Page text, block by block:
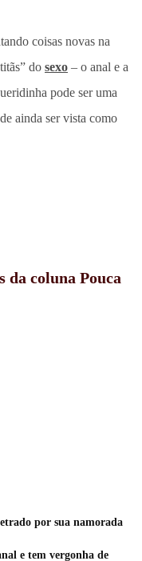
coisas novas na
do sexo – o anal e a
pode ser uma
ainda ser vista como
da coluna Pouca
por sua namorada
e tem vergonha de